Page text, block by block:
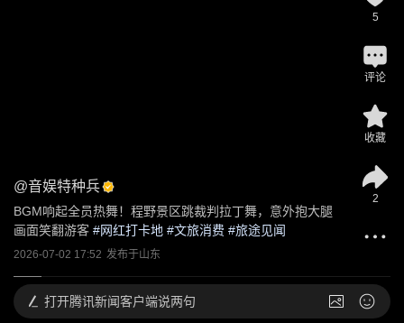
@音娱特种兵
BGM响起全员热舞！程野景区跳裁判拉丁舞，意外抱大腿
画面笑翻游客 #网红打卡地 #文旅消费 #旅途见闻
2026-07-02 17:52 发布于山东
5
评论
收藏
2
打开腾讯新闻客户端说两句